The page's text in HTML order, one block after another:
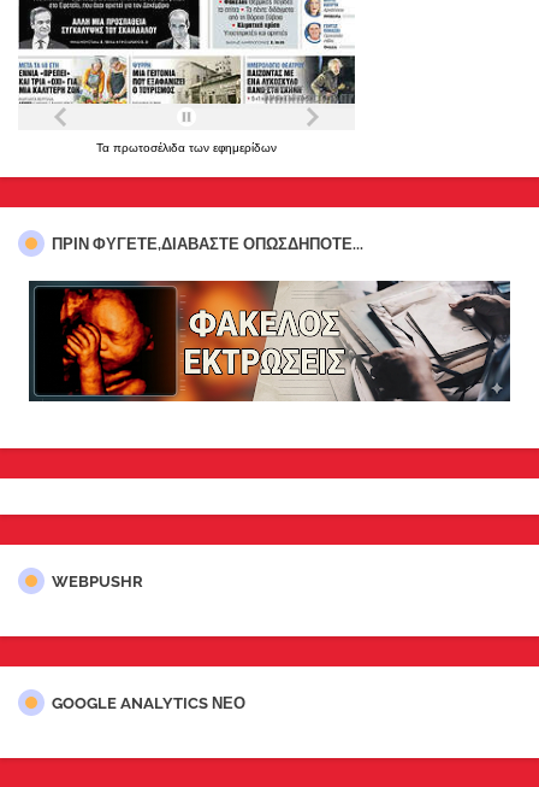
Τα πρωτοσέλιδα των εφημερίδων
ΠΡΊΝ ΦΎΓΕΤΕ,ΔΙΑΒΆΣΤΕ ΟΠΩΣΔΉΠΟΤΕ...
WEBPUSHR
GOOGLE ANALYTICS ΝΕΟ